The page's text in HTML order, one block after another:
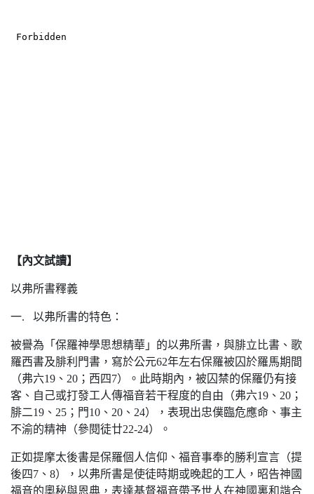
【內文試讀】
以弗所書釋義
一. 以弗所書的特色：
被譽為「保羅神學思想精華」的以弗所書，與腓立比書、歌
羅西書及腓利門書，寫於公元62年左右保羅被囚於羅馬期間
（弗六19、20；西四7）。此時期內，被囚禁的保羅仍有接
客、自己或打發工人傳福音若干程度的自由（弗六19、20；
腓二19、25；門10、20、24），表現出忠僕臨危應命、事主
不渝的精神（參閱徒廿22-24）。
正如提摩太後書是保羅個人信仰、福音事奉的勝利宣言（提
後四7、8），以弗所書是使徒時期或晚起的工人，昭告神國
福音的奧秘與恩典，表達基督福音帶予世人在神國裏和諧合